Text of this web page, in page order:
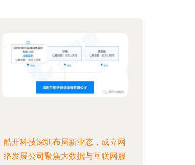
酷开科技深圳布局新业态，成立网
络发展公司聚焦大数据与互联网服